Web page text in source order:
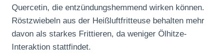
Quercetin, die entzündungshemmend wirken können.
Röstzwiebeln aus der Heißluftfritteuse behalten mehr
davon als starkes Frittieren, da weniger Ölhitze-
Interaktion stattfindet.